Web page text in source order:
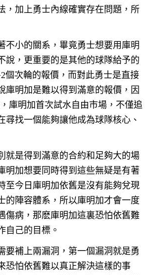
，加上勇士內線確實存在問題，所
不小的關系，畢竟勇士想要用庫明
說，更重要的是其他的球隊給予的
個次輪的報價，而對此勇士是直接
庫明加是難以得到滿意的報價，因
庫明加首次試水自由市場，不僅追
找一個能夠讓他成為球隊核心、
就是得到滿意的合約和足夠大的場
明加想要同時得到這些無疑是有著
至今日庫明加依舊是沒有能夠兌現
的陣容體系，所以庫明加才會一度
傷病，那麽庫明加這裏恐怕依舊難
自己的目標。
要補上兩漏洞，第一個漏洞就是勇
恐怕依舊難以真正解決這樣的事